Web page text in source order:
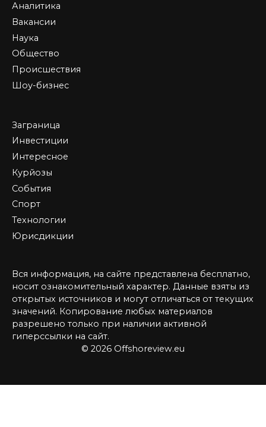
Аналитика
Вакансии
Наука
Общество
Происшествия
Шоу-бизнес
Заграница
Инвестиции
Интересное
Курйозы
События
Спорт
Технологии
Юрисдикции
Вся информация, на сайте представлена бесплатно,
носит ознакомительный характер. Данные взяты из
открытых источников и могут отличаться от текущих
значений. Копирование любых материалов
разрешено только при наличии активной
гиперссылки на сайт.
© 2026 Offshoreview.eu